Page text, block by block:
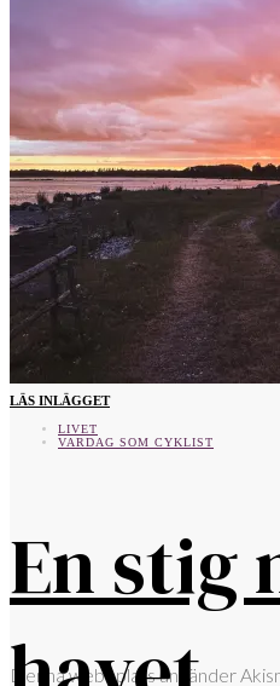
LÄS INLÄGGET
LIVET
VARDAG SOM CYKLIST
En stig
Vad tycker
Denna webbplats använder